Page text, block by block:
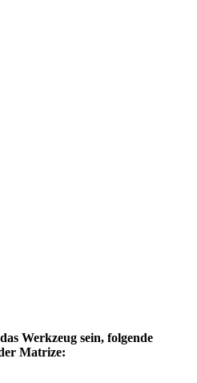
Werkzeug sein, folgende
Matrize: